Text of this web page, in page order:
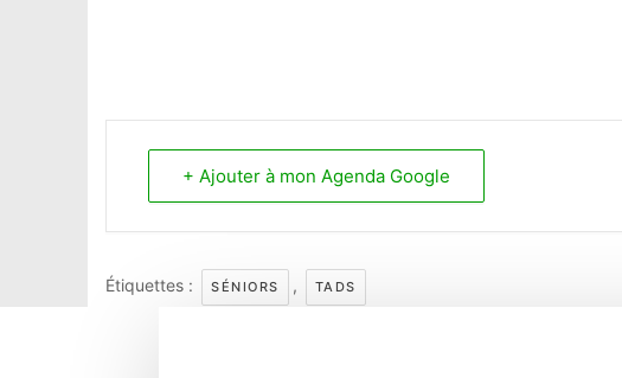
+ Ajouter à mon Agenda Google
Étiquettes : SÉNIORS , TADS